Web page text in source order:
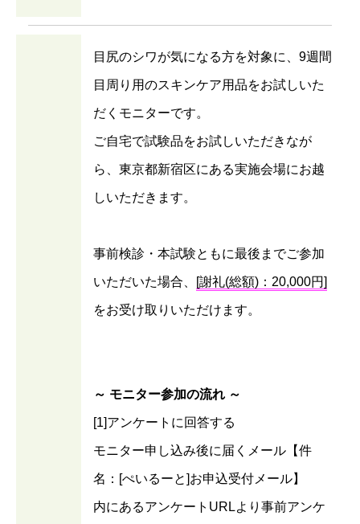
目尻のシワが気になる方を対象に、9週間
目周り用のスキンケア用品をお試しいた
だくモニターです。
ご自宅で試験品をお試しいただきなが
ら、東京都新宿区にある実施会場にお越
しいただきます。
事前検診・本試験ともに最後までご参加
いただいた場合、 [謝礼(総額)：20,000円]
をお受け取りいただけます。
～ モニター参加の流れ ～
[1]アンケートに回答する
モニター申し込み後に届くメール【件
名：[ぺいるーと]お申込受付メール】
内にあるアンケートURLより事前アンケ